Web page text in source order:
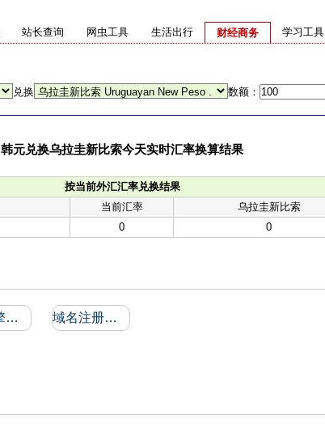
站长查询 网虫工具 生活出行
财经商务
学习工具
兑换 数额：
韩元兑换乌拉圭新比索今天实时汇率换算结果
按当前外汇汇率兑换结果
当前汇率
乌拉圭新比索
0 0
搜索引擎收录和反向链接 域名注册信息